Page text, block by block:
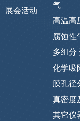
展会活动
气
高温高
腐蚀性
多组分
化学吸
膜孔径
真密度
其它仪